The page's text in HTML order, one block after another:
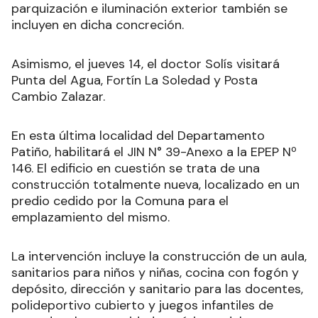
parquización e iluminación exterior también se
incluyen en dicha concreción.
Asimismo, el jueves 14, el doctor Solís visitará
Punta del Agua, Fortín La Soledad y Posta
Cambio Zalazar.
En esta última localidad del Departamento
Patiño, habilitará el JIN N° 39-Anexo a la EPEP Nº
146. El edificio en cuestión se trata de una
construcción totalmente nueva, localizado en un
predio cedido por la Comuna para el
emplazamiento del mismo.
La intervención incluye la construcción de un aula,
sanitarios para niños y niñas, cocina con fogón y
depósito, dirección y sanitario para las docentes,
polideportivo cubierto y juegos infantiles de